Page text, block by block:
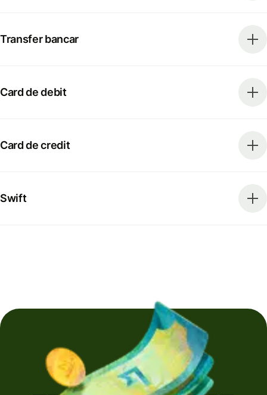
Transfer bancar
Card de debit
Card de credit
Swift